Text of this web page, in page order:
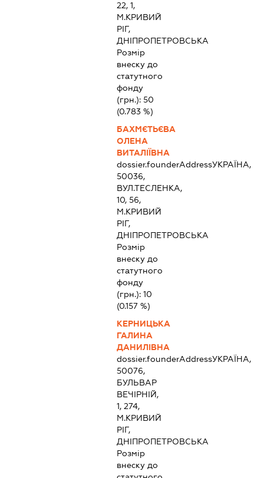
22, 1,
М.КРИВИЙ
РІГ,
ДНІПРОПЕТРОВСЬКА
Розмір
внеску до
статутного
фонду
(грн.):50
(0.783 %)
БАХМЄТЬЄВА
ОЛЕНА
ВИТАЛІЇВНА
dossier.founderAddressУКРАЇНА,
50036,
ВУЛ.ТЕСЛЕНКА,
10, 56,
М.КРИВИЙ
РІГ,
ДНІПРОПЕТРОВСЬКА
Розмір
внеску до
статутного
фонду
(грн.):10
(0.157 %)
КЕРНИЦЬКА
ГАЛИНА
ДАНИЛІВНА
dossier.founderAddressУКРАЇНА,
50076,
БУЛЬВАР
ВЕЧІРНІЙ,
1, 274,
М.КРИВИЙ
РІГ,
ДНІПРОПЕТРОВСЬКА
Розмір
внеску до